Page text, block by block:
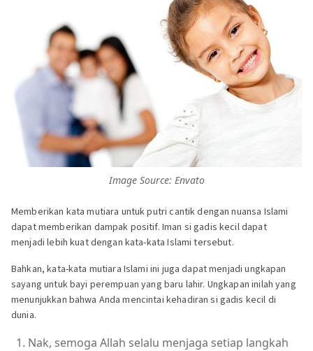
Image Source: Envato
Memberikan kata mutiara untuk putri cantik dengan nuansa Islami
dapat memberikan dampak positif. Iman si gadis kecil dapat
menjadi lebih kuat dengan kata-kata Islami tersebut.
Bahkan, kata-kata mutiara Islami ini juga dapat menjadi ungkapan
sayang untuk bayi perempuan yang baru lahir. Ungkapan inilah yang
menunjukkan bahwa Anda mencintai kehadiran si gadis kecil di
dunia.
Nak, semoga Allah selalu menjaga setiap langkah